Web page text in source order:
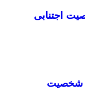
شخصیت